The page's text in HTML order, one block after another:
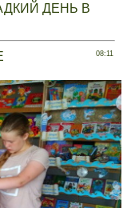
ДЕНЬ В
08:11